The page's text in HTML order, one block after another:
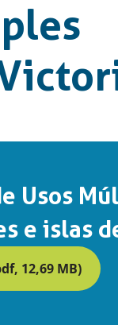
Usos
e islas
12,69 MB)